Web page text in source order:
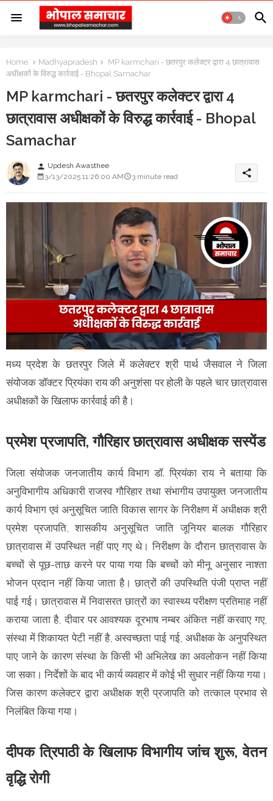
Home Madhyapradesh
MP karmchari - छतरपुर कलेक्टर द्वारा 4 छात्रावास
अधीक्षकों के विरुद्ध कार्रवाई - Bhopal Samachar
MP karmchari - छतरपुर कलेक्टर द्वारा 4
छात्रावास अधीक्षकों के विरुद्ध कार्रवाई - Bhopal
Samachar
person Updesh Awasthee
3/13/2025 11:26:00 AM
3 minute read share
मध्य प्रदेश के छतरपुर जिले में कलेक्टर श्री पार्थ जैसवाल ने जिला
संयोजक डॉक्टर प्रियंका राय की अनुशंसा पर होली के पहले चार छात्रावास
अधीक्षकों के खिलाफ कार्रवाई की है।
प्रमेश प्रजापति, गौरिहार छात्रावास अधीक्षक सस्पेंड
जिला संयोजक जनजातीय कार्य विभाग डॉ. प्रियंका राय ने बताया कि
अनुविभागीय अधिकारी राजस्व गौरिहार तथा संभागीय उपायुक्त जनजातीय
कार्य विभाग एवं अनुसूचित जाति विकास सागर के निरीक्षण में अधीक्षक श्री
प्रमेश प्रजापति, शासकीय अनुसूचित जाति जूनियर बालक गौरिहार
छात्रावास में उपस्थित नहीं पाए गए थे। निरीक्षण के दौरान छात्रावास के
बच्चों से पूछ-ताछ करने पर पाया गया कि बच्चों को मीनू अनुसार नाश्ता
भोजन प्रदान नहीं किया जाता है। छात्रों की उपस्थिति पंजी प्राप्त नहीं
पाई गई। छात्रावास में निवासरत छात्रों का स्वास्थ्य परीक्षण प्रतिमाह नहीं
कराया जाता है, दीवार पर आवश्यक दूरभाष नम्बर अंकित नहीं करवाए गए,
संस्था में शिकायत पेटी नहीं है, अस्वच्छता पाई गई, अधीक्षक के अनुपस्थित
पाए जाने के कारण संस्था के किसी भी अभिलेख का अवलोकन नहीं किया
जा सका। निर्देशों के बाद भी कार्य व्यवहार में कोई भी सुधार नहीं किया गया।
जिस कारण कलेक्टर द्वारा अधीक्षक श्री प्रजापति को तत्काल प्रभाव से
निलंबित किया गया।
दीपक त्रिपाठी के खिलाफ विभागीय जांच शुरू, वेतन
वृद्धि रोगी